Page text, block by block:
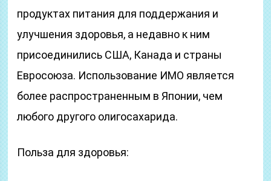
продуктах питания для поддержания и
улучшения здоровья, а недавно к ним
присоединились США, Канада и страны
Евросоюза. Использование ИМО является
более распространенным в Японии, чем
любого другого олигосахарида.
Польза для здоровья: